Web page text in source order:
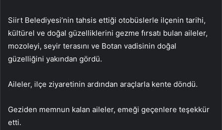
Siirt Belediyesi’nin tahsis ettiği otobüslerle ilçenin tarihi,
kültürel ve doğal güzelliklerini gezme fırsatı bulan aileler,
mozoleyi, seyir terasını ve Botan vadisinin doğal
güzelliğini yakından gördü.
Aileler, ilçe ziyaretinin ardından araçlarla kente döndü.
Geziden memnun kalan aileler, emeği geçenlere teşekkür
etti.